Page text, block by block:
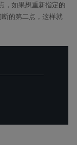
，如果想重新指定的
的第二点，这样就